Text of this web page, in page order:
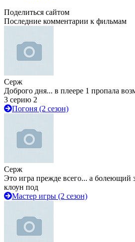
Поделиться сайтом
Последние комментарии к фильмам
Серж
Доброго дня... в плеере 1 пропала
3 серию 2
Погоня (2 сезон)
Серж
Это игра прежде всего... а болеющий
клоун под
Мастер игры (2 сезон)